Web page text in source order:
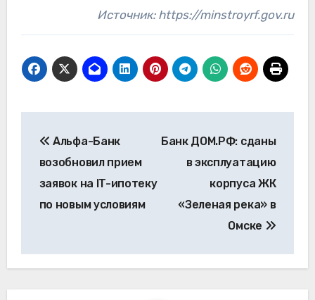
Источник: https://minstroyrf.gov.ru
по
записям
Альфа-Банк
возобновил прием
заявок на IT-ипотеку
по новым условиям
Банк ДОМ.РФ: сданы
в эксплуатацию
корпуса ЖК
«Зеленая река» в
Омске